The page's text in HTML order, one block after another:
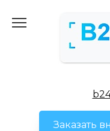
Заказать